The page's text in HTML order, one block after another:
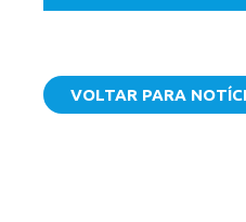
VOLTAR PARA